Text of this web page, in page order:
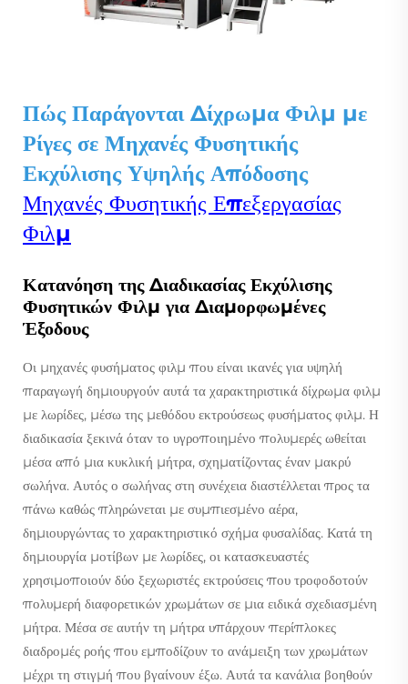
Πώς Παράγονται Δίχρωμα Φιλμ με
Ρίγες σε Μηχανές Φυσητικής
Εκχύλισης Υψηλής Απόδοσης
Μηχανές Φυσητικής Επεξεργασίας
Φιλμ
Κατανόηση της Διαδικασίας Εκχύλισης
Φυσητικών Φιλμ για Διαμορφωμένες
Έξοδους
Οι μηχανές φυσήματος φιλμ που είναι ικανές για υψηλή
παραγωγή δημιουργούν αυτά τα χαρακτηριστικά δίχρωμα φιλμ
με λωρίδες, μέσω της μεθόδου εκτρούσεως φυσήματος φιλμ. Η
διαδικασία ξεκινά όταν το υγροποιημένο πολυμερές ωθείται
μέσα από μια κυκλική μήτρα, σχηματίζοντας έναν μακρύ
σωλήνα. Αυτός ο σωλήνας στη συνέχεια διαστέλλεται προς τα
πάνω καθώς πληρώνεται με συμπιεσμένο αέρα,
δημιουργώντας το χαρακτηριστικό σχήμα φυσαλίδας. Κατά τη
δημιουργία μοτίβων με λωρίδες, οι κατασκευαστές
χρησιμοποιούν δύο ξεχωριστές εκτρούσεις που τροφοδοτούν
πολυμερή διαφορετικών χρωμάτων σε μια ειδικά σχεδιασμένη
μήτρα. Μέσα σε αυτήν τη μήτρα υπάρχουν περίπλοκες
διαδρομές ροής που εμποδίζουν το ανάμειξη των χρωμάτων
μέχρι τη στιγμή που βγαίνουν έξω. Αυτά τα κανάλια βοηθούν